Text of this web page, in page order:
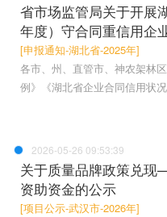
省市场监管局关于开展
年度）守合同重信用企
[申报通知-湖北省-2025年]
各市、州、直管市、神农架林
例》《湖北省企业合同信用状
2026-05-26 09:53:39
关于质量品牌政策兑
资助资金的公示
[项目公示-武汉市-2026年]